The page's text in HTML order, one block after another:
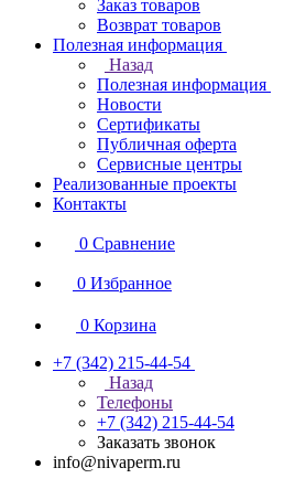
Заказ товаров
Возврат товаров
Полезная информация
Назад
Полезная информация
Новости
Сертификаты
Публичная оферта
Сервисные центры
Реализованные проекты
Контакты
0 Сравнение
0 Избранное
0 Корзина
+7 (342) 215-44-54
Назад
Телефоны
+7 (342) 215-44-54
Заказать звонок
info@nivaperm.ru